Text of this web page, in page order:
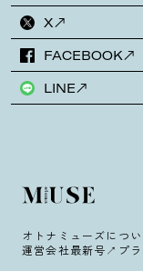
X
FACEBOOK
LINE
オトナミューズにつ
運営会社最新号 プ